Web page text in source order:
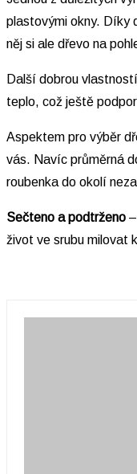
plastovými okny. Díky
něj si ale dřevo na
Další dobrou
teplo, což ještě
Aspektem pro výběr
vás. Navíc průměrná
roubenka do okolí
Sečteno a podtrženo
život ve srubu milovat